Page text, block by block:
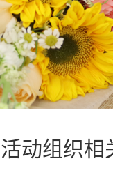
组织相